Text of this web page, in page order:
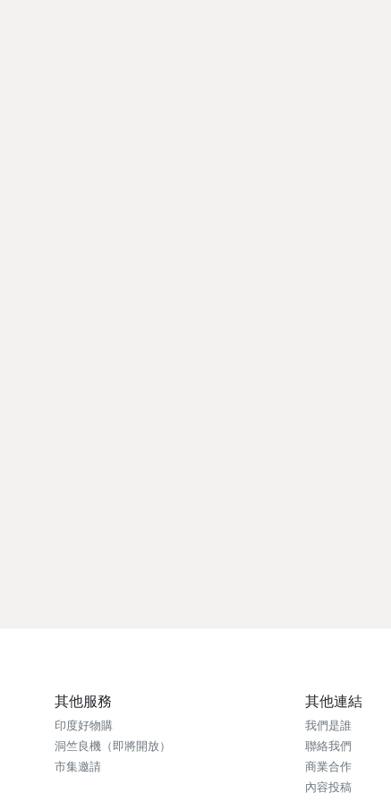
其他服務
印度好物購
洞竺良機（即將開放）
市集邀請
其他連結
我們是誰
聯絡我們
商業合作
內容投稿